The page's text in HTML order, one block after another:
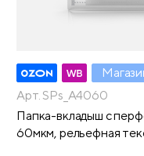
Арт. SPs_A4060
Папка-вкладыш с
60мкм, рельефная